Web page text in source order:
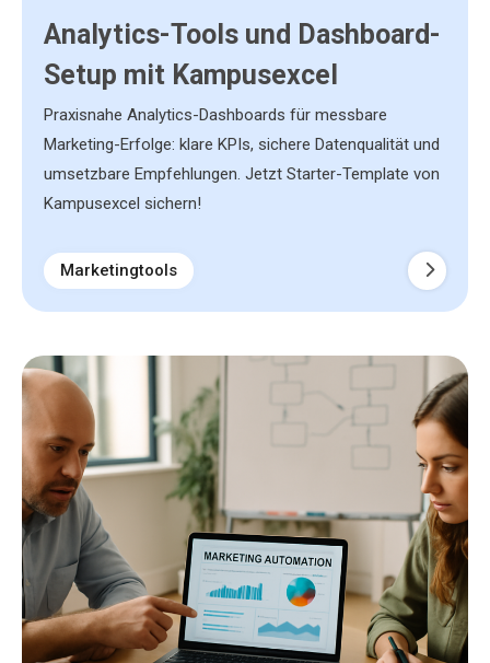
Analytics-Tools und Dashboard-
Setup mit Kampusexcel
Praxisnahe Analytics-Dashboards für messbare
Marketing-Erfolge: klare KPIs, sichere Datenqualität und
umsetzbare Empfehlungen. Jetzt Starter-Template von
Kampusexcel sichern!
Marketingtools